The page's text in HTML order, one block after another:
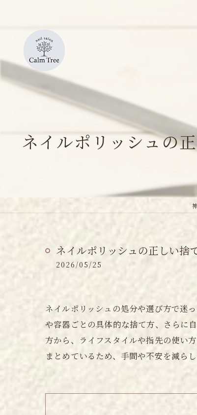
ネイルポリッシュの
ネイルポリッシュの正しい捨
2026/05/25
ネイルポリッシュの処分や選び方で迷
や容器ごとの具体的な捨て方、さらに
方から、ライフスタイルや指先の使い
まとめているため、手間や不安を減ら